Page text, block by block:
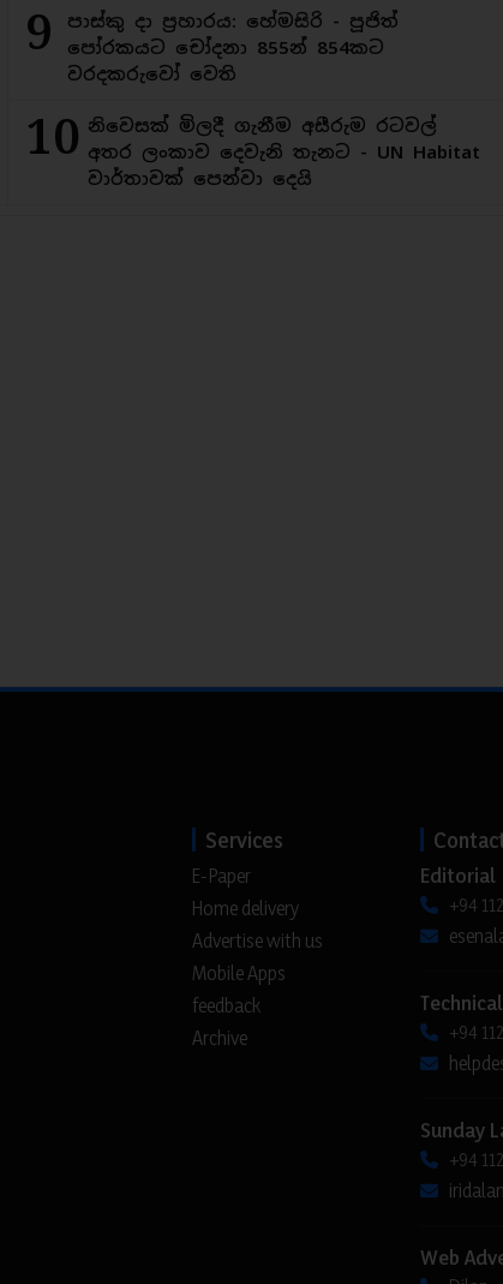
9
පාස්කු දා ප්‍රහාරය: හේමසිරි - පූජිත්
පෝරකයට චෝදනා 855න් 854කට
වරදකරුවෝ වෙති
10 නිවෙසක් මිලදී ගැනීම අසීරුම රටවල්
අතර ලංකාව දෙවැනි තැනට - UN Habitat
වාර්තාවක් පෙන්වා දෙයි
Services
E-Paper
Home delivery
Advertise with us
Mobile Apps
feedback
Archive
Editorial
+94
Technical
+94
Sunday
+94
Web